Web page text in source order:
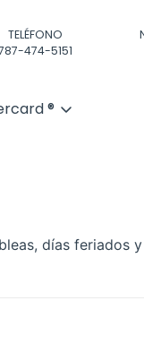
TELÉFONO
474-5151
®
días feriados